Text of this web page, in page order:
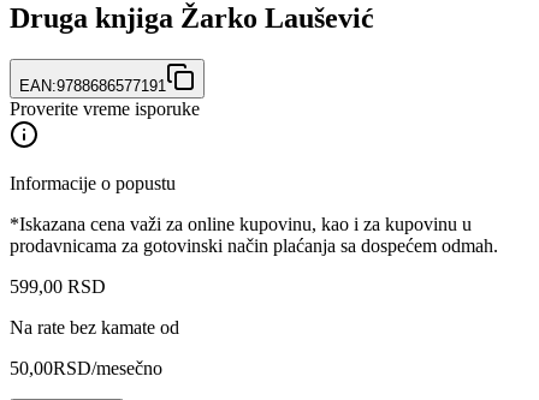
Druga knjiga Žarko Laušević
EAN:9788686577191
Proverite vreme isporuke
Informacije o popustu
*Iskazana cena važi za online kupovinu, kao i za kupovinu u
prodavnicama za gotovinski način plaćanja sa dospećem odmah.
599,00 RSD
Na rate bez kamate od
50,00RSD/mesečno